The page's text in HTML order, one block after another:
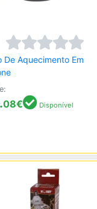
De Aquecimento Em
08€ Disponível